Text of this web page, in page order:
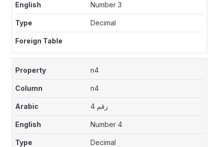
Number 3
Decimal
n4
n4
رقم 4
Number 4
Decimal